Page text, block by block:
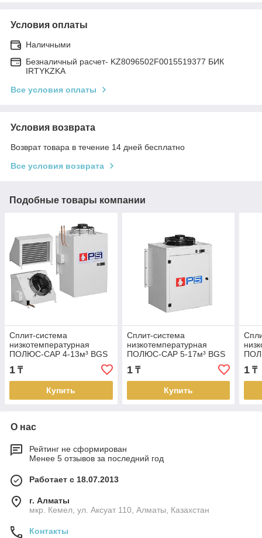
Условия оплаты
Наличными
Безналичный расчет- KZ8096502F0015519377 БИК
IRTYKZKA
Все условия оплаты
Условия возврата
Возврат товара в течение 14 дней бесплатно
Все условия возврата
Подобные товары компании
Сплит-система
низкотемпературная
ПОЛЮС-САР 4-13м³ BGS
117 FS
1 ₸
Купить
Сплит-система
низкотемпературная
ПОЛЮС-САР 5-17м³ BGS
218 FS
1₸
Купить
220
1 ₸
О нас
Рейтинг не сформирован
Менее 5 отзывов за последний год
Работает с 18.07.2013
г. Алматы
мкр. Кемел, ул. Аксуат 110, Алматы, Казахстан
Контакты